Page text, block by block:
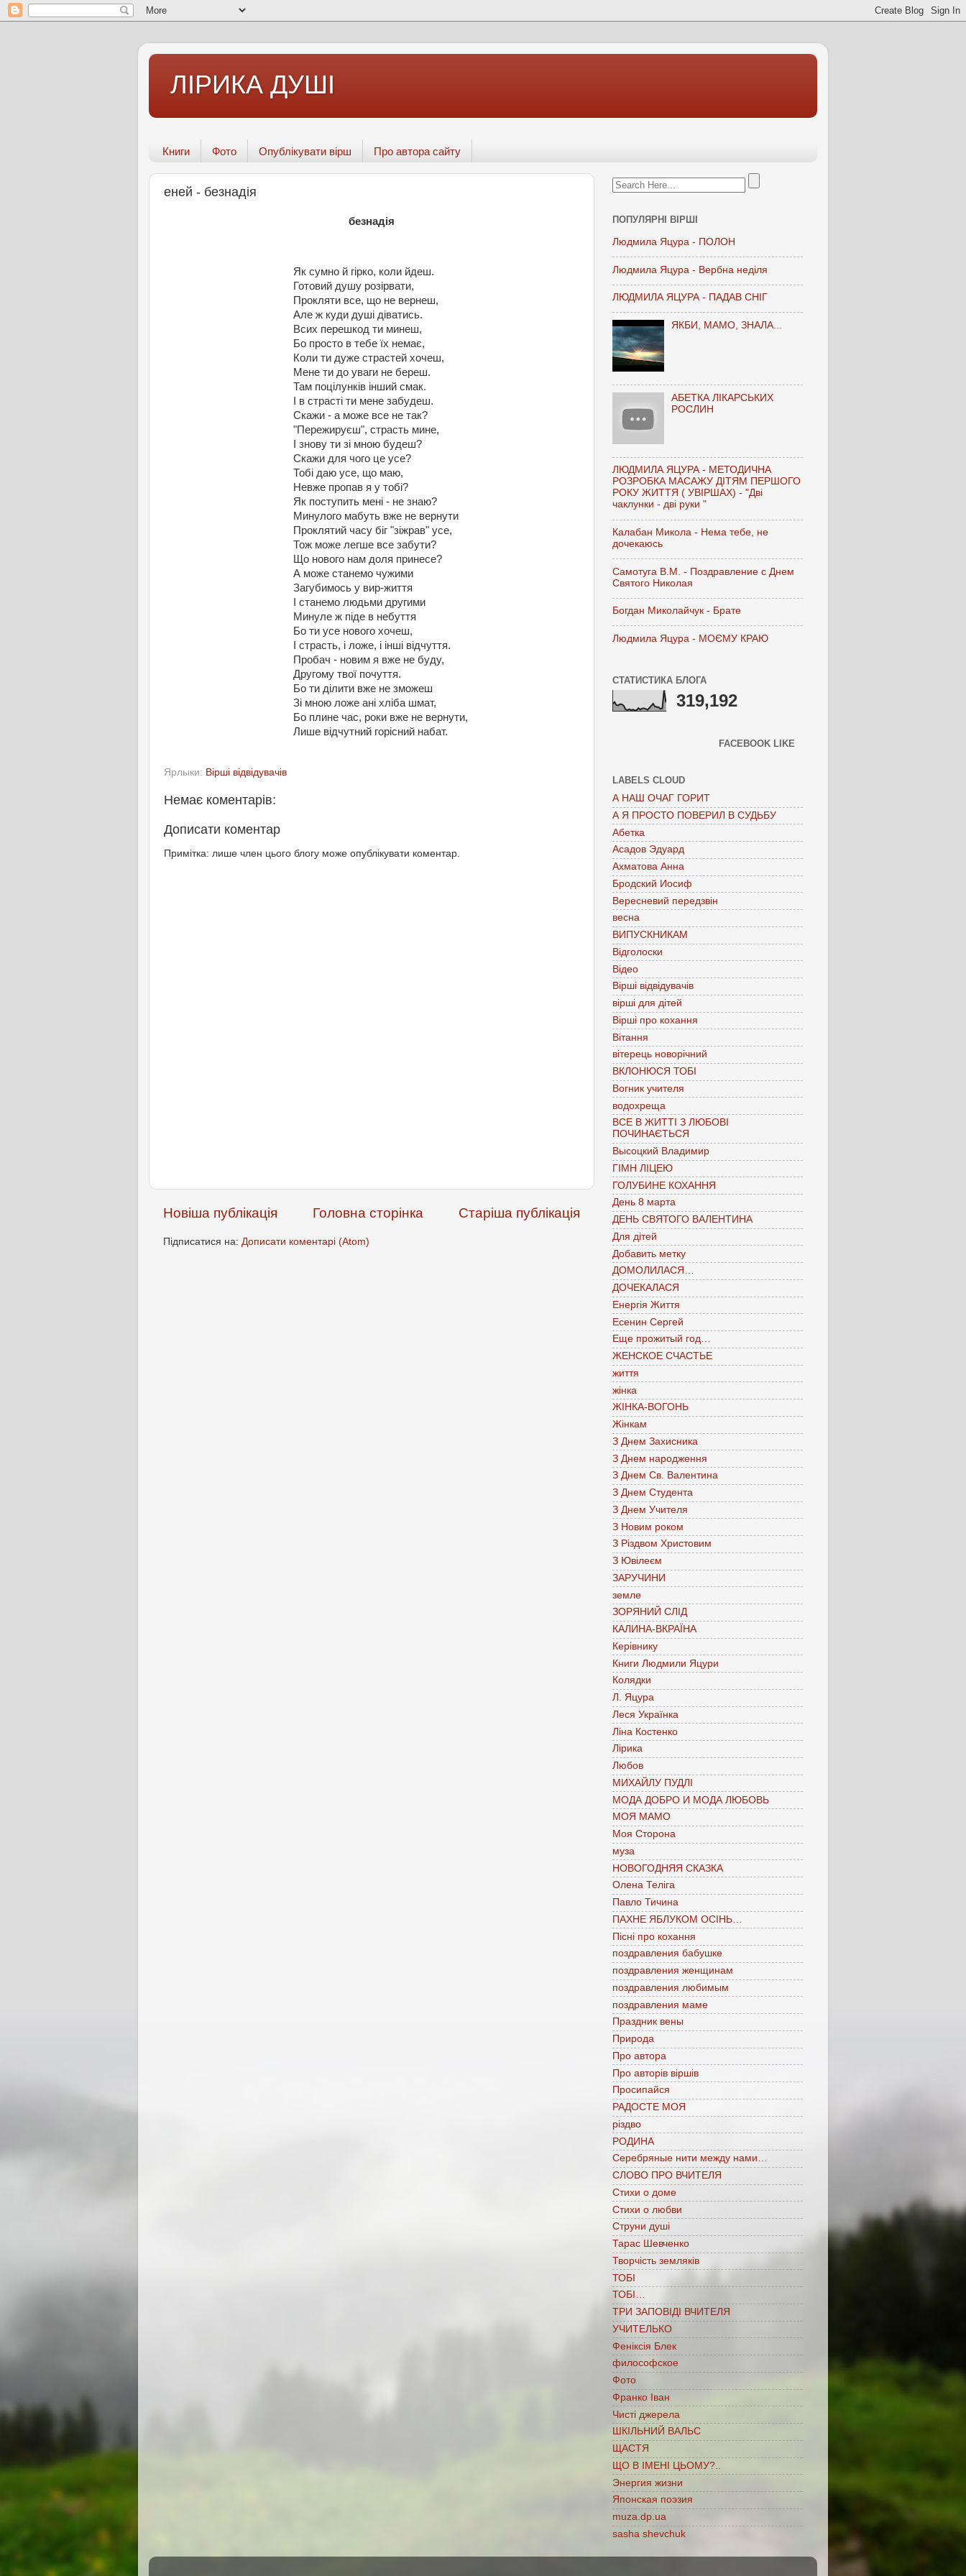
ЛІРИКА ДУШІ
Книги Фото Опублікувати вірш Про автора сайту
еней - безнадія
безнадія
Як сумно й гірко, коли йдеш.
Готовий душу розірвати,
Прокляти все, що не вернеш,
Але ж куди душі діватись.
Всих перешкод ти минеш,
Бо просто в тебе їх немає,
Коли ти дуже страстей хочеш,
Мене ти до уваги не береш.
Там поцілунків інший смак.
І в страсті ти мене забудеш.
Скажи - а може все не так?
"Пережируєш", страсть мине,
І знову ти зі мною будеш?
Скажи для чого це усе?
Тобі даю усе, що маю,
Невже пропав я у тобі?
Як поступить мені - не знаю?
Минулого мабуть вже не вернути
Проклятий часу біг "зіжрав" усе,
Тож може легше все забути?
Що нового нам доля принесе?
А може станемо чужими
Загубимось у вир-життя
І станемо людьми другими
Минуле ж піде в небуття
Бо ти усе нового хочеш,
І страсть, і ложе, і інші відчуття.
Пробач - новим я вже не буду,
Другому твої почуття.
Бо ти ділити вже не зможеш
Зі мною ложе ані хліба шмат,
Бо плине час, роки вже не вернути,
Лише відчутний горісний набат.
Ярлыки: Вірші відвідувачів
Немає коментарів:
Дописати коментар
Примітка: лише член цього блогу може опублікувати коментар.
Новіша публікація Старіша публікація
Головна сторінка
Підписатися на: Дописати коментарі (Atom)
ПОПУЛЯРНІ ВІРШІ
Людмила Яцура - ПОЛОН
Людмила Яцура - Вербна неділя
ЛЮДМИЛА ЯЦУРА - ПАДАВ СНІГ
ЯКБИ, МАМО, ЗНАЛА...
АБЕТКА ЛІКАРСЬКИХ
РОСЛИН
ЛЮДМИЛА ЯЦУРА - МЕТОДИЧНА
РОЗРОБКА МАСАЖУ ДІТЯМ ПЕРШОГО
РОКУ ЖИТТЯ ( УВІРШАХ) - "Дві
чаклунки - дві руки "
Калабан Микола - Нема тебе, не
дочекаюсь
Самотуга В.М. - Поздравление с Днем
Святого Николая
Богдан Миколайчук - Брате
Людмила Яцура - МОЄМУ КРАЮ
СТАТИСТИКА БЛОГА
319,192
FACEBOOK LIKE
LABELS CLOUD
А НАШ ОЧАГ ГОРИТ
А Я ПРОСТО ПОВЕРИЛ В СУДЬБУ
Абетка
Асадов Эдуард
Ахматова Анна
Бродский Иосиф
Вересневий передзвін
весна
ВИПУСКНИКАМ
Відголоски
Відео
Вірші відвідувачів
вірші для дітей
Вірші про кохання
Вітання
вітерець новорічний
ВКЛОНЮСЯ ТОБІ
Вогник учителя
водохреща
ВСЕ В ЖИТТІ З ЛЮБОВІ
ПОЧИНАЄТЬСЯ
Высоцкий Владимир
ГІМН ЛІЦЕЮ
ГОЛУБИНЕ КОХАННЯ
День 8 марта
ДЕНЬ СВЯТОГО ВАЛЕНТИНА
Для дітей
Добавить метку
ДОМОЛИЛАСЯ…
ДОЧЕКАЛАСЯ
Енергія Життя
Есенин Сергей
Еще прожитый год…
ЖЕНСКОЕ СЧАСТЬЕ
життя
жінка
ЖІНКА-ВОГОНЬ
Жінкам
З Днем Захисника
З Днем народження
З Днем Св. Валентина
З Днем Студента
З Днем Учителя
З Новим роком
З Різдвом Христовим
З Ювілеєм
ЗАРУЧИНИ
земле
ЗОРЯНИЙ СЛІД
КАЛИНА-ВКРАЇНА
Керівнику
Книги Людмили Яцури
Колядки
Л. Яцура
Леся Українка
Ліна Костенко
Лірика
Любов
МИХАЙЛУ ПУДЛІ
МОДА ДОБРО И МОДА ЛЮБОВЬ
МОЯ МАМО
Моя Сторона
муза
НОВОГОДНЯЯ СКАЗКА
Олена Теліга
Павло Тичина
ПАХНЕ ЯБЛУКОМ ОСІНЬ…
Пісні про кохання
поздравления бабушке
поздравления женщинам
поздравления любимым
поздравления маме
Праздник вены
Природа
Про автора
Про авторів віршів
Просипайся
РАДОСТЕ МОЯ
різдво
РОДИНА
Серебряные нити между нами…
СЛОВО ПРО ВЧИТЕЛЯ
Стихи о доме
Стихи о любви
Струни душі
Тарас Шевченко
Творчість земляків
ТОБІ
ТОБІ…
ТРИ ЗАПОВІДІ ВЧИТЕЛЯ
УЧИТЕЛЬКО
Феніксія Блек
философское
Фото
Франко Іван
Чисті джерела
ШКІЛЬНИЙ ВАЛЬС
ЩАСТЯ
ЩО В ІМЕНІ ЦЬОМУ?..
Энергия жизни
Японская поэзия
muza.dp.ua
sasha shevchuk